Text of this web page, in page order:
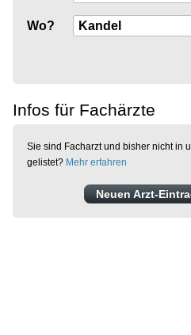
Wo?
Infos für Fachärzte
Sie sind Facharzt und bisher nicht in
gelistet? Mehr erfahren
Neuen Arzt-